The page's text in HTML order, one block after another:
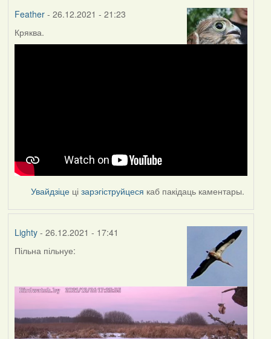
Feather- 26.12.2021 - 21:23
Кряква.
Увайдзіце цізарэгіструйцеся каб пакідаць каментары.
Lighty- 26.12.2021 - 17:41
Пільна пільнуе: